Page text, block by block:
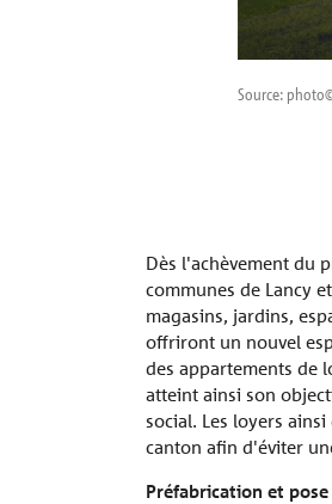
Source:
Dès l'achèvement du
communes de Lancy
magasins, jardins,
offriront un nouvel
des appartements de
atteint ainsi son
social. Les loyers
canton afin d'éviter
Préfabrication et